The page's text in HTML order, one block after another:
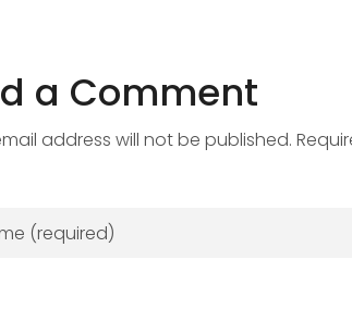
a Comment
address will not be published.